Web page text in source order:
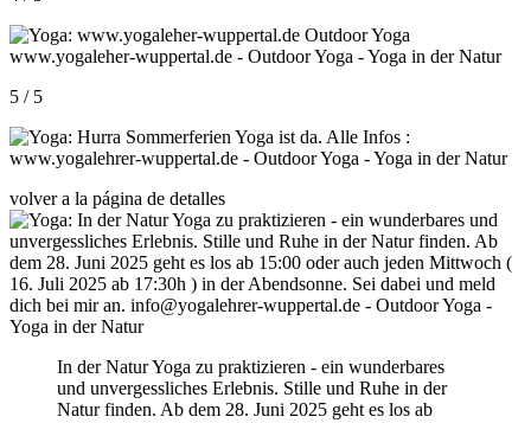
5 / 5
volver a la página de detalles
In der Natur Yoga zu praktizieren - ein wunderbares
und unvergessliches Erlebnis. Stille und Ruhe in der
Natur finden. Ab dem 28. Juni 2025 geht es los ab